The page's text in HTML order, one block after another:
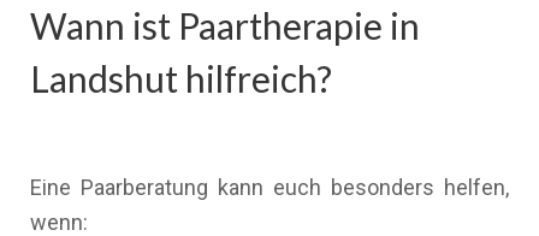
Wann ist Paartherapie in
Landshut hilfreich?
Eine Paarberatung kann euch besonders helfen,
wenn: